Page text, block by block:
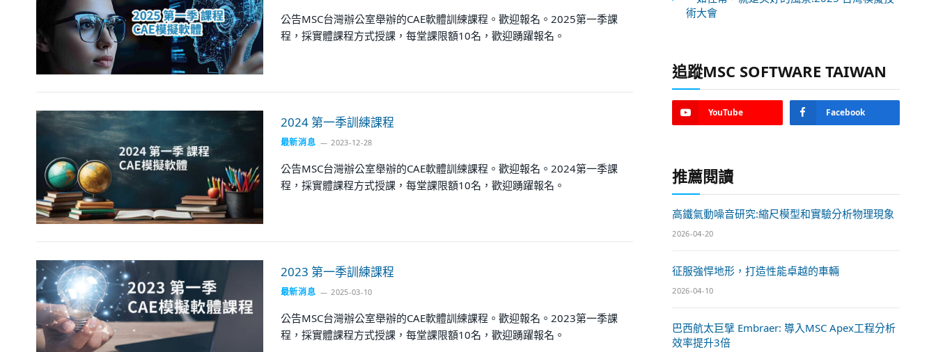
公告MSC台灣辦公室舉辦的CAE軟體訓練課程。歡迎報名。2025第一季課
程，採實體課程方式授課，每堂課限額10名，歡迎踴躍報名。
2024 第一季訓練課程
最新消息 2023-12-28
公告MSC台灣辦公室舉辦的CAE軟體訓練課程。歡迎報名。2024第一季課
程，採實體課程方式授課，每堂課限額10名，歡迎踴躍報名。
2023 第一季訓練課程
最新消息 2025-03-10
公告MSC台灣辦公室舉辦的CAE軟體訓練課程。歡迎報名。2023第一季課
程，採實體課程方式授課，每堂課限額10名，歡迎踴躍報名。
術大會
追蹤MSC SOFTWARE TAIWAN
YouTube Facebook
推薦閱讀
高鐵氣動噪音研究:縮尺模型和實驗分析物理現象
2026-04-20
征服強悍地形，打造性能卓越的車輛
2026-04-10
巴西航太巨擘 Embraer: 導入MSC Apex工程分析
效率提升3倍